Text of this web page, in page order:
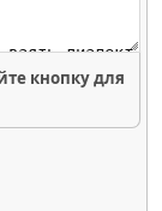
кнопку для